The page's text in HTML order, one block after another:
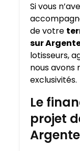
Si vous
de votre
sur
lotisseurs,
nous avons
exclusivités.
Le
projet